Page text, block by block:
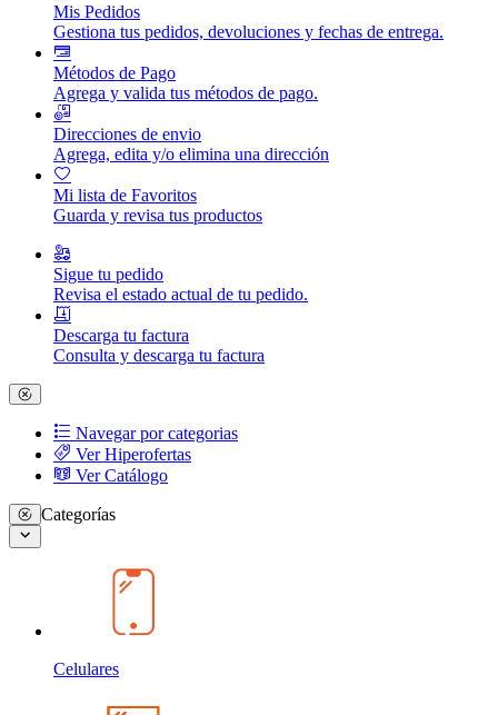
Mis Pedidos
Gestiona tus pedidos, devoluciones y fechas de entrega.
Métodos de Pago
Agrega y valida tus métodos de pago.
Direcciones de envio
Agrega, edita y/o elimina una dirección
Mi lista de Favoritos
Guarda y revisa tus productos
Sigue tu pedido
Revisa el estado actual de tu pedido.
Descarga tu factura
Consulta y descarga tu factura
Navegar por categorias
Ver Hiperofertas
Ver Catálogo
Categorías
Celulares